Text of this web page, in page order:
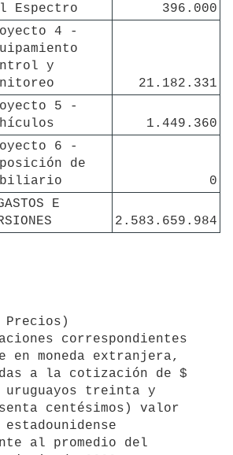
Espectro
396.000
4 -
y
21.182.331
5 -
1.449.360
6 -
de
0
E
2.583.659.984
en moneda extranjera,
a la cotización de $
uruguayos treinta y
centésimos) valor
al promedio del